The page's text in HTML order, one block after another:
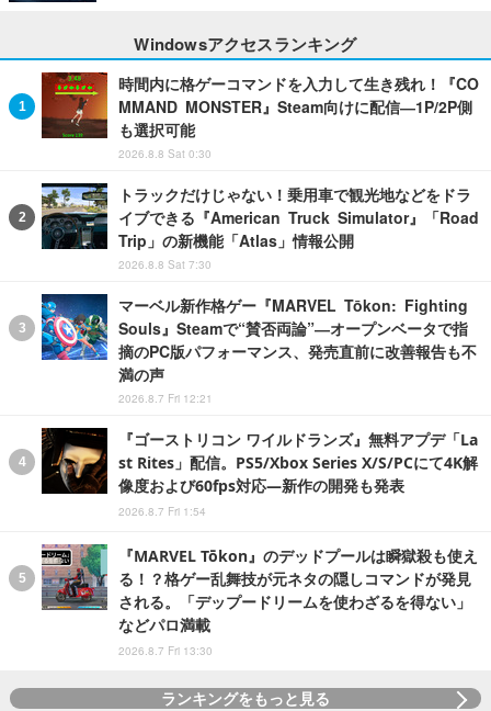
Windowsアクセスランキング
時間内に格ゲーコマンドを入力して生き残れ！『CO
MMAND MONSTER』Steam向けに配信―1P/2P側
も選択可能
2026.8.8 Sat 0:30
トラックだけじゃない！乗用車で観光地などをドラ
イブできる『American Truck Simulator』「Road
Trip」の新機能「Atlas」情報公開
2026.8.8 Sat 7:30
マーベル新作格ゲー『MARVEL Tōkon: Fighting
Souls』Steamで“賛否両論”―オープンベータで指
摘のPC版パフォーマンス、発売直前に改善報告も不
満の声
2026.8.7 Fri 12:21
『ゴーストリコン ワイルドランズ』無料アプデ「La
st Rites」配信。PS5/Xbox Series X/S/PCにて4K解
像度および60fps対応―新作の開発も発表
2026.8.7 Fri 1:54
『MARVEL Tōkon』のデッドプールは瞬獄殺も使え
る！？格ゲー乱舞技が元ネタの隠しコマンドが発見
される。「デップードリームを使わざるを得ない」
などパロ満載
2026.8.7 Fri 13:30
ランキングをもっと見る